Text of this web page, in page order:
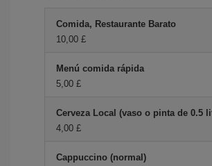
Comida, Restaurante Barato
10,00 £
Menú comida rápida
5,00 £
Cerveza Local (vaso o pinta de 0.5
4,00 £
Cappuccino (normal)